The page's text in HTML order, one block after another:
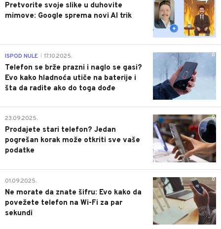
Pretvorite svoje slike u duhovite
mimove: Google sprema novi AI trik
0
ISPOD NULE 17.10.2025.
Telefon se brže prazni i naglo se gasi?
Evo kako hladnoća utiče na baterije i
šta da radite ako do toga dođe
0
23.09.2025.
Prodajete stari telefon? Jedan
pogrešan korak može otkriti sve vaše
podatke
0
01.09.2025.
Ne morate da znate šifru: Evo kako da
povežete telefon na Wi-Fi za par
sekundi